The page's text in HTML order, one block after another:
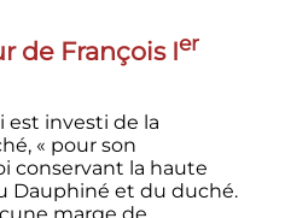
de François Ier
est investi de la
« pour son
conservant la haute
Dauphiné et du duché.